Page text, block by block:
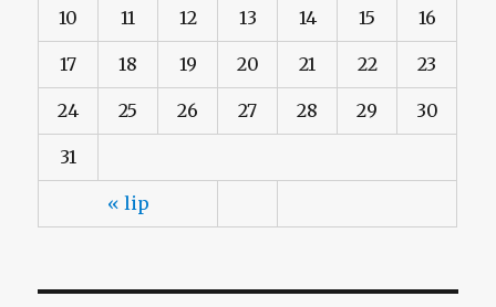
« lip
10 11 12 13 14 15 16
17 18 19 20 21 22 23
24 25 26 27 28 29 30
31